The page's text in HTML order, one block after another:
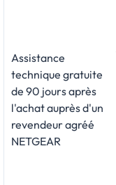
Assistance
technique gratuite
de 90 jours après
l'achat auprès d'un
revendeur agréé
NETGEAR